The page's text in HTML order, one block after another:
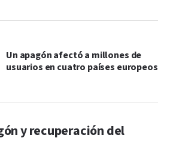
Un apagón afectó a millones de
usuarios en cuatro países europeos
y recuperación del